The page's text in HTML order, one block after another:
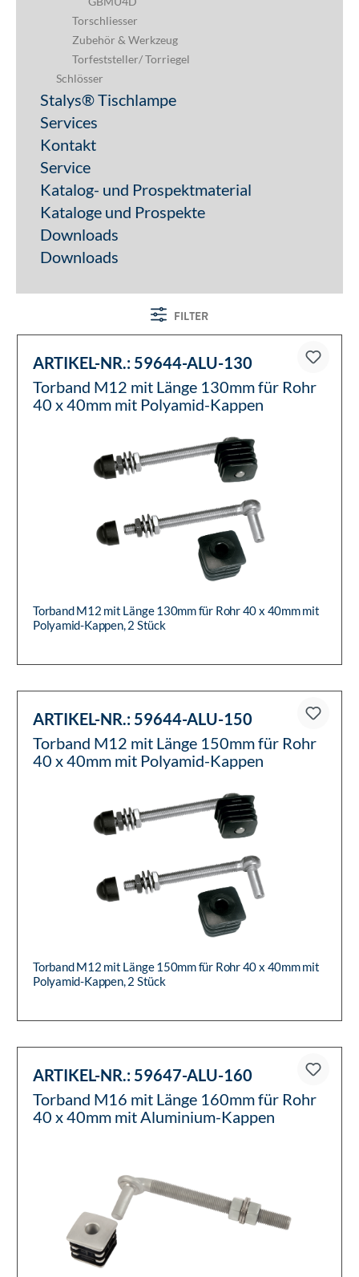
Torschliesser
Zubehör & Werkzeug
Torfeststeller/ Torriegel
Schlösser
Stalys® Tischlampe
Services
Kontakt
Service
Katalog- und Prospektmaterial
Kataloge und Prospekte
Downloads
Downloads
FILTER
ARTIKEL-NR.: 59644-ALU-130
Torband M12 mit Länge 130mm für Rohr
40 x 40mm mit Polyamid-Kappen
Torband M12 mit Länge 130mm für Rohr 40 x 40mm mit
Polyamid-Kappen, 2 Stück
ARTIKEL-NR.: 59644-ALU-150
Torband M12 mit Länge 150mm für Rohr
40 x 40mm mit Polyamid-Kappen
Torband M12 mit Länge 150mm für Rohr 40 x 40mm mit
Polyamid-Kappen, 2 Stück
ARTIKEL-NR.: 59647-ALU-160
Torband M16 mit Länge 160mm für Rohr
40 x 40mm mit Aluminium-Kappen